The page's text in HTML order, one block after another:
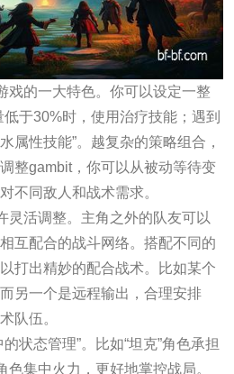
戏的一大特色。你可以设定一整
于30%时，使用治疗技能；遇到
属性技能”。越复杂的策略组合，
整gambit，你可以从被动等待变
不同敌人和战术需求。
灵活调整。主角之外的队友可以
互配合的战斗网络。搭配不同的
打出精妙的配合战术。比如某个
另一个是远程输出，合理安排
队伍。
状态管理”。比如“坦克”角色承担
色集中火力，更好地掌控战局。